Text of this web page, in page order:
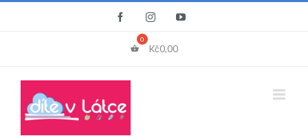
FacebookInstagramYouTube
Kč0,00